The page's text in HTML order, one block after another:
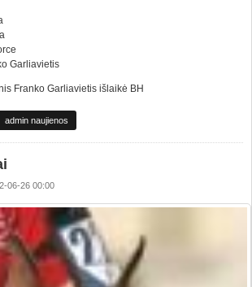
Garliavietis
Franko Garliavietis išlaikė BH
Mokyklos rezultatai AD ir BH testai
admin naujienos
06-26 00:00